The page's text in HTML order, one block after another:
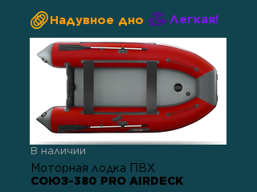
Надувное дно Легкая!
В наличии
Моторная лодка ПВХ
СОЮЗ-380 PRO AIRDECK